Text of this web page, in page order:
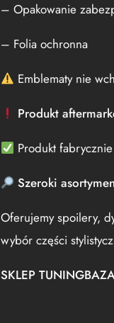
– Opakowanie
– Folia ochronna
Emblematy nie
Produkt
Produkt
Szeroki
Oferujemy spoilery,
wybór części
SKLEP